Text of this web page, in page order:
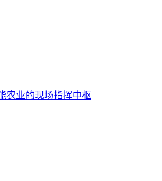
农业的现场指挥中枢